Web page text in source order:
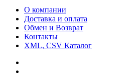
О компании
Доставка и оплата
Обмен и Возврат
Контакты
XML, CSV Каталог